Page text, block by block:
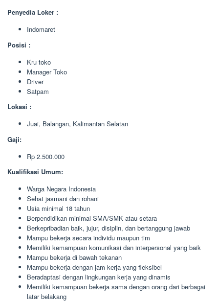
Penyedia Loker :
Indomaret
Posisi :
Kru toko
Manager Toko
Driver
Satpam
Lokasi :
Juai, Balangan, Kalimantan Selatan
Gaji:
Rp 2.500.000
Kualifikasi Umum:
Warga Negara Indonesia
Sehat jasmani dan rohani
Usia minimal 18 tahun
Berpendidikan minimal SMA/SMK atau setara
Berkepribadian baik, jujur, disiplin, dan bertanggung jawab
Mampu bekerja secara individu maupun tim
Memiliki kemampuan komunikasi dan interpersonal yang baik
Mampu bekerja di bawah tekanan
Mampu bekerja dengan jam kerja yang fleksibel
Beradaptasi dengan lingkungan kerja yang dinamis
Memiliki kemampuan bekerja sama dengan orang dari berbagai
latar belakang